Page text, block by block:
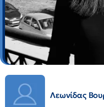
Λεωνίδας